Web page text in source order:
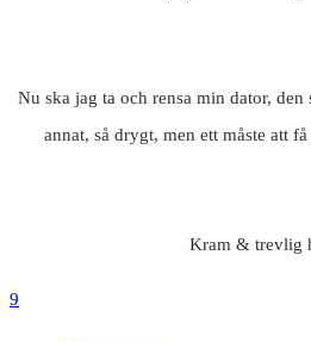
Nu ska jag ta och rensa min dator,
annat, så drygt, men ett måste att
Kram & trevlig
9